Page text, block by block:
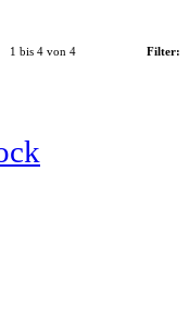
1 bis 4 von 4 Filter: